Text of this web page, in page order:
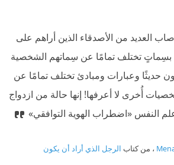
العديد من الأصدقاء الذين أراهم على
تختلف تمامًا عن سِماتهم الشخصية
حديثًا وعبارات ومبادئ تختلف تمامًا عن
أُخرى لا أعرفها! إنها حالة من ازدواج
النفس «اضطراب الهوية التوافقي»
، من كتاب الرجل الذي أراد أن يكون